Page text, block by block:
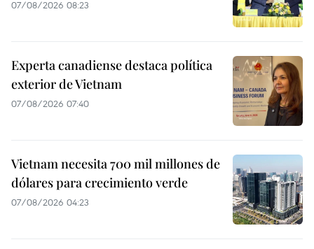
07/08/2026 08:23
Experta canadiense destaca política
exterior de Vietnam
07/08/2026 07:40
Vietnam necesita 700 mil millones de
dólares para crecimiento verde
07/08/2026 04:23